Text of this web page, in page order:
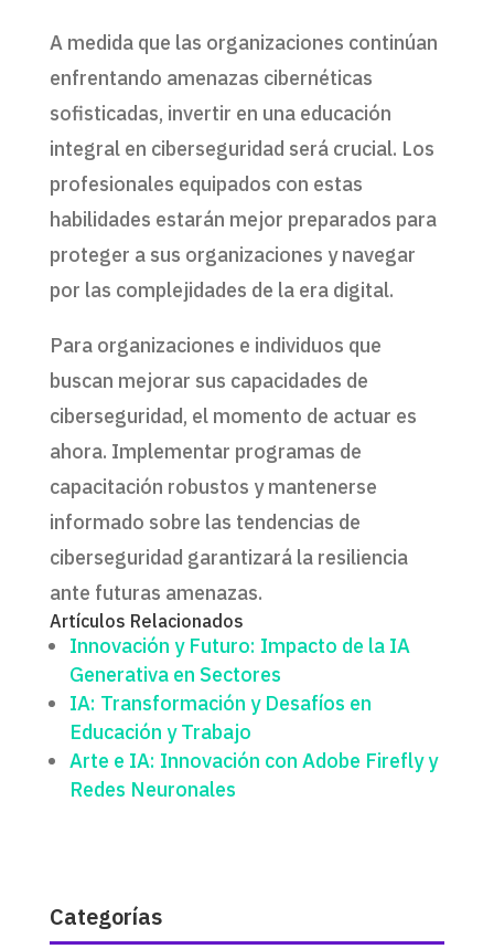
A medida que las organizaciones continúan
enfrentando amenazas cibernéticas
sofisticadas, invertir en una educación
integral en ciberseguridad será crucial. Los
profesionales equipados con estas
habilidades estarán mejor preparados para
proteger a sus organizaciones y navegar
por las complejidades de la era digital.
Para organizaciones e individuos que
buscan mejorar sus capacidades de
ciberseguridad, el momento de actuar es
ahora. Implementar programas de
capacitación robustos y mantenerse
informado sobre las tendencias de
ciberseguridad garantizará la resiliencia
ante futuras amenazas.
Artículos Relacionados
Innovación y Futuro: Impacto de la IA
Generativa en Sectores
IA: Transformación y Desafíos en
Educación y Trabajo
Arte e IA: Innovación con Adobe Firefly y
Redes Neuronales
Categorías